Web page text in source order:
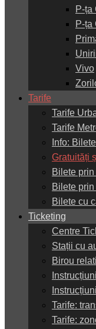
P-ța
P-ța
Vivo
Tarife
Tarife
Tarife
Info:
Gratuități
Bilete
Bilete
Bilete cu
Ticketing
Centre
Stații cu
Birou
Tarife:
Tarife: